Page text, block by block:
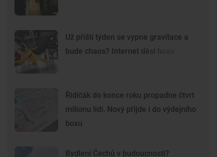
Už příští týden se vypne gravitace a
bude chaos? Internet děsí hoax
Řidičák do konce roku propadne čtvrt
milionu lidí. Nový přijde i do výdejního
boxu
Bydlení Čechů v budoucnosti?